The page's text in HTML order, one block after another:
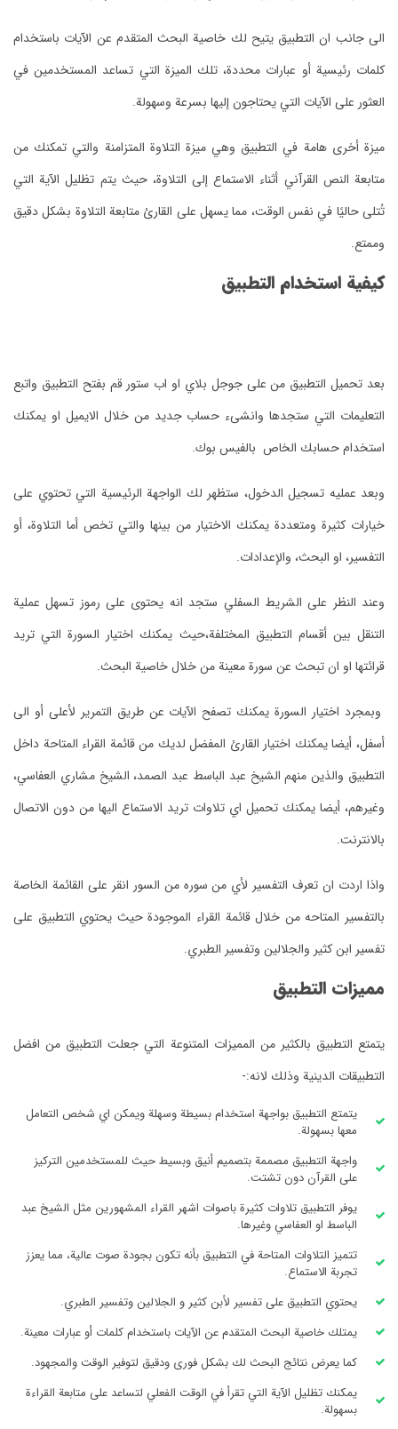
الى جانب ان التطبيق يتيح لك خاصية البحث المتقدم عن الآيات باستخدام
كلمات رئيسية أو عبارات محددة، تلك الميزة التي تساعد المستخدمين في
العثور على الآيات التي يحتاجون إليها بسرعة وسهولة.
ميزة أخرى هامة في التطبيق وهي ميزة التلاوة المتزامنة والتي تمكنك من
متابعة النص القرآني أثناء الاستماع إلى التلاوة، حيث يتم تظليل الآية التي
تُتلى حاليًا في نفس الوقت، مما يسهل على القارئ متابعة التلاوة بشكل دقيق
وممتع.
كيفية استخدام التطبيق
بعد تحميل التطبيق من على جوجل بلاي او اب ستور قم بفتح التطبيق واتبع
التعليمات التي ستجدها وانشىء حساب جديد من خلال الايميل او يمكنك
استخدام حسابك الخاص بالفيس بوك.
وبعد عمليه تسجيل الدخول، ستظهر لك الواجهة الرئيسية التي تحتوي على
خيارات كثيرة ومتعددة يمكنك الاختيار من بينها والتي تخص أما التلاوة، أو
التفسير، او البحث، والإعدادات.
وعند النظر على الشريط السفلي ستجد انه يحتوى على رموز تسهل عملية
التنقل بين أقسام التطبيق المختلفة،حيث يمكنك اختيار السورة التي تريد
قرائتها او ان تبحث عن سورة معينة من خلال خاصية البحث.
وبمجرد اختيار السورة يمكنك تصفح الآيات عن طريق التمرير لأعلى أو الى
أسفل، أيضا يمكنك اختيار القارئ المفضل لديك من قائمة القراء المتاحة داخل
التطبيق والذين منهم الشيخ عبد الباسط عبد الصمد، الشيخ مشاري العفاسي،
وغيرهم، أيضا يمكنك تحميل اي تلاوات تريد الاستماع اليها من دون الاتصال
بالانترنت.
واذا اردت ان تعرف التفسير لأي من سوره من السور انقر على القائمة الخاصة
بالتفسير المتاحه من خلال قائمة القراء الموجودة حيث يحتوي التطبيق على
تفسير ابن كثير والجلالين وتفسير الطبري.
مميزات التطبيق
يتمتع التطبيق بالكثير من المميزات المتنوعة التي جعلت التطبيق من افضل
التطبيقات الدينية وذلك لانه:-
يتمتع التطبيق بواجهة استخدام بسيطة وسهلة ويمكن اي شخص التعامل
معها بسهولة.
واجهة التطبيق مصممة بتصميم أنيق وبسيط حيث للمستخدمين التركيز
على القرآن دون تشتت.
يوفر التطبيق تلاوات كثيرة باصوات اشهر القراء المشهورين مثل الشيخ عبد
الباسط او العفاسي وغيرها.
تتميز التلاوات المتاحة في التطبيق بأنه تكون بجودة صوت عالية، مما يعزز
تجربة الاستماع.
يحتوي التطبيق على تفسير لأبن كثير و الجلالين وتفسير الطبري.
يمتلك خاصية البحث المتقدم عن الآيات باستخدام كلمات أو عبارات معينة.
كما يعرض نتائج البحث لك بشكل فورى ودقيق لتوفير الوقت والمجهود.
يمكنك تظليل الآية التي تقرأ في الوقت الفعلي لتساعد على متابعة القراءة
بسهولة.